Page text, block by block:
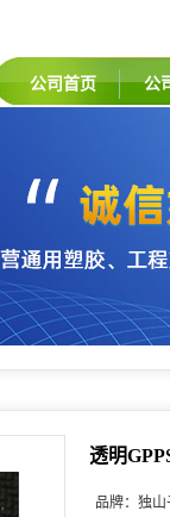
公司首页 公
透明